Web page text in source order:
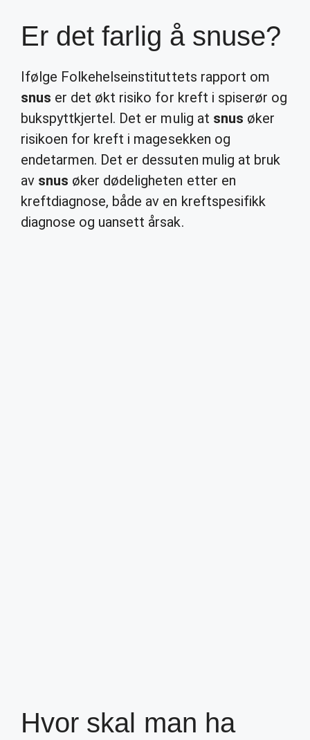
Er det farlig å snuse?
Ifølge Folkehelseinstituttets rapport om
snus er det økt risiko for kreft i spiserør og
bukspyttkjertel. Det er mulig at snus øker
risikoen for kreft i magesekken og
endetarmen. Det er dessuten mulig at bruk
av snus øker dødeligheten etter en
kreftdiagnose, både av en kreftspesifikk
diagnose og uansett årsak.
Hvor skal man ha